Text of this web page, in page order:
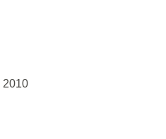
2010